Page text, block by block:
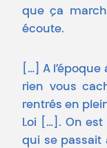
que ça
écoute.
[…] A
rien vous
rentrés en
Loi […]. On
qui se passait